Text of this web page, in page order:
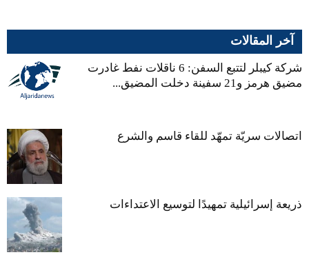
آخر المقالات
شركة كيبلر لتتبع السفن: 6 ناقلات نفط غادرت
مضيق هرمز و21 سفينة دخلت المضيق...
اتصالات سريّة تمهّد للقاء قاسم والشرع
ذريعة إسرائيلية تمهيدًا لتوسيع الاعتداءات